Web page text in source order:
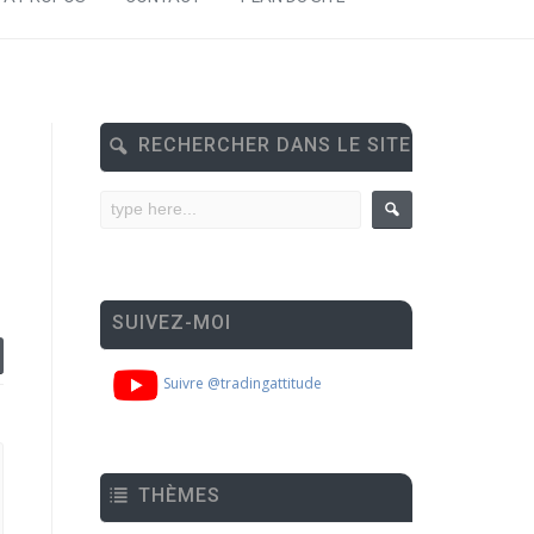
RECHERCHER DANS LE SITE
SUIVEZ-MOI
Suivre @tradingattitude
THÈMES